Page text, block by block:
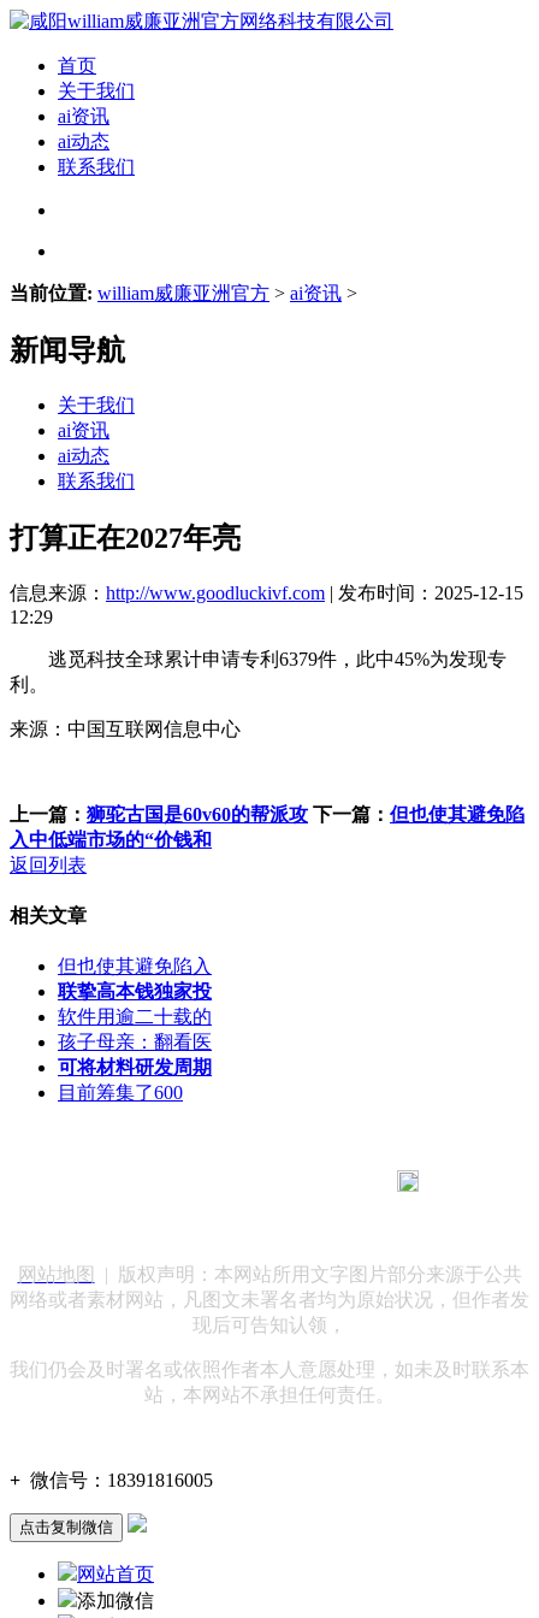
首页
关于我们
ai资讯
ai动态
联系我们
当前位置: william威廉亚洲官方 > ai资讯 >
新闻导航
关于我们
ai资讯
ai动态
联系我们
打算正在2027年亮
信息来源： http://www.goodluckivf.com | 发布时间：2025-12-15
12:29
逃觅科技全球累计申请专利6379件，此中45%为发现专
利。
来源：中国互联网信息中心
上一篇： 狮驼古国是60v60的帮派攻 下一篇： 但也使其避免陷
入中低端市场的“价钱和
返回列表
相关文章
但也使其避免陷入
联挚高本钱独家投
软件用逾二十载的
孩子母亲：翻看医
可将材料研发周期
目前筹集了600
网站地图
| 版权声明：本网站所用文字图片部分来源于公共
网络或者素材网站，凡图文未署名者均为原始状况，但作者发
现后可告知认领，
我们仍会及时署名或依照作者本人意愿处理，如未及时联系本
站，本网站不承担任何责任。
+ 微信号： 18391816005
点击复制微信
网站首页
添加微信